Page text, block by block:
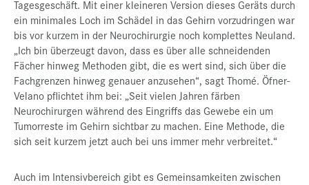
Tagesgeschäft. Mit einer kleineren Version dieses Geräts durch
ein minimales Loch im Schädel in das Gehirn vorzudringen war
bis vor kurzem in der Neurochirurgie noch komplettes Neuland.
„Ich bin überzeugt davon, dass es über alle schneidenden
Fächer hinweg Methoden gibt, die es wert sind, sich über die
Fachgrenzen hinweg genauer anzusehen“, sagt Thomé. Öfner-
Velano pflichtet ihm bei: „Seit vielen Jahren färben
Neurochirurgen während des Eingriffs das Gewebe ein um
Tumorreste im Gehirn sichtbar zu machen. Eine Methode, die
sich seit kurzem jetzt auch bei uns immer mehr verbreitet.“
Auch im Intensivbereich gibt es Gemeinsamkeiten zwischen